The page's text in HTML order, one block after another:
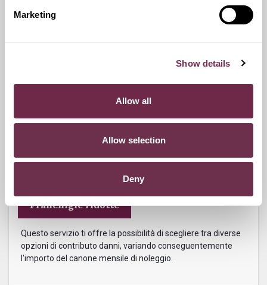
Marketing
Show details
Allow all
Allow selection
Deny
I nostri esperti ti forniranno una valutazione gratuita della
Durante i mesi invernali potrai equipaggiare la tua vettura
dotazione), o in alternativa, qualora fosse possibile, con
Franchigie ridotte
Questo servizio ti offre la possibilità di scegliere tra diverse
opzioni di contributo danni, variando conseguentemente
l'importo del canone mensile di noleggio.